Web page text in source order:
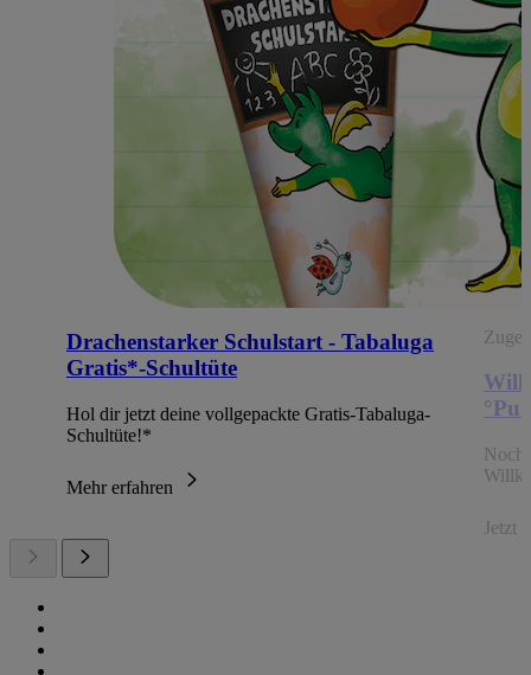
Drachenstarker Schulstart - Tabaluga
Gratis*-Schultüte
Hol dir jetzt deine vollgepackte Gratis-Tabaluga-
Schultüte!*
Mehr erfahren
Noch
Jetzt